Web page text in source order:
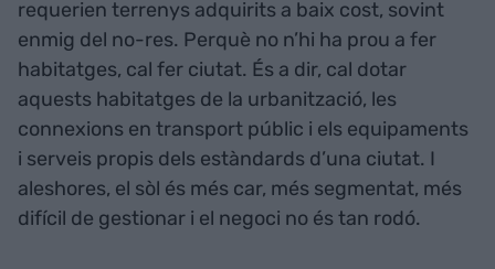
requerien terrenys adquirits a baix cost, sovint
enmig del no-res. Perquè no n’hi ha prou a fer
habitatges, cal fer ciutat. És a dir, cal dotar
aquests habitatges de la urbanització, les
connexions en transport públic i els equipaments
i serveis propis dels estàndards d’una ciutat. I
aleshores, el sòl és més car, més segmentat, més
difícil de gestionar i el negoci no és tan rodó.